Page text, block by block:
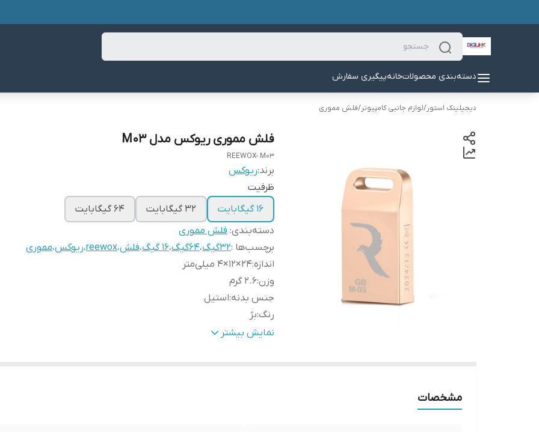
دسته‌بندی محصولاتخانهپیگیری سفارش
دیجیلینک استور/لوازم جانبی کامپیوتر/فلش مموری
فلش مموری ریوکس مدل M03
REEWOX- M03
برند:ریوکس
ظرفیت
16 گیگابایت
32 گیگابایت
64 گیگابایت
دسته‌بندی: فلش مموری
برچسب‌ها :32گیگ ،64گیگ ،16 گیگ ،فلش،reewox،ریوکس،مموری
اندازه:۲۴×۱۲×۴ میلی‌متر
وزن:2.6 گرم
جنس بدنه:استیل
رنگ:بژ
سرعت استاندارد انتقال اطلاعات
نمایش بیشتر
مشخصات